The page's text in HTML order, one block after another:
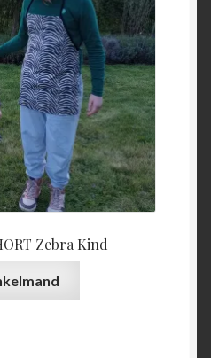
Zebra Kind